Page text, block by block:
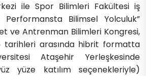
ile Spor Bilimleri Fakültesi iş
Performansta Bilimsel Yolculuk”
ve Antrenman Bilimleri Kongresi,
tarihleri arasında hibrit formatta
Ataşehir Yerleşkesinde
yüze katılım seçenekleriyle)